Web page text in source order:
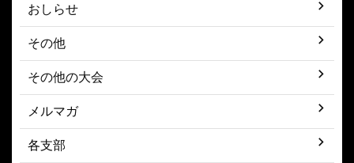
おしらせ
その他
その他の大会
メルマガ
各支部